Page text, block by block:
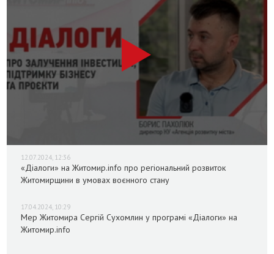
12.07.2024, 12:36
«Діалоги» на Житомир.info про регіональний розвиток
Житомирщини в умовах воєнного стану
17.04.2024, 10:29
Мер Житомира Сергій Сухомлин у програмі «Діалоги» на
Житомир.info